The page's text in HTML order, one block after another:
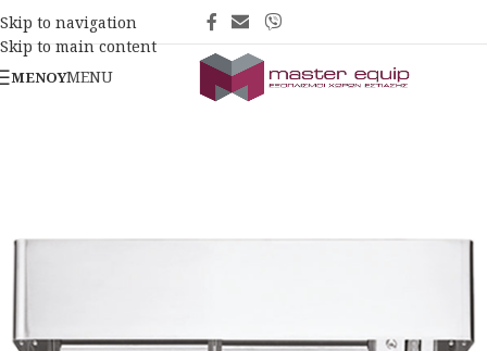
Skip to navigation
Skip to main content
ΜΕΝΟΎMENU